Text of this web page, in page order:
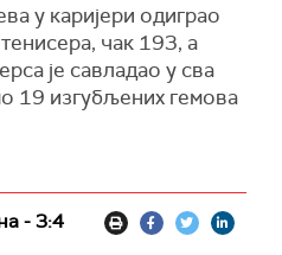
у каријери одиграо
чак 193, а
је савладао у сва
19 изгубљених гемова
- 3:4